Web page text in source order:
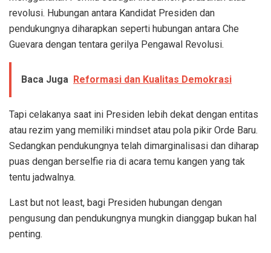
revolusi. Hubungan antara Kandidat Presiden dan
pendukungnya diharapkan seperti hubungan antara Che
Guevara dengan tentara gerilya Pengawal Revolusi.
Baca Juga Reformasi dan Kualitas Demokrasi
Tapi celakanya saat ini Presiden lebih dekat dengan entitas
atau rezim yang memiliki mindset atau pola pikir Orde Baru.
Sedangkan pendukungnya telah dimarginalisasi dan diharap
puas dengan berselfie ria di acara temu kangen yang tak
tentu jadwalnya.
Last but not least, bagi Presiden hubungan dengan
pengusung dan pendukungnya mungkin dianggap bukan hal
penting.